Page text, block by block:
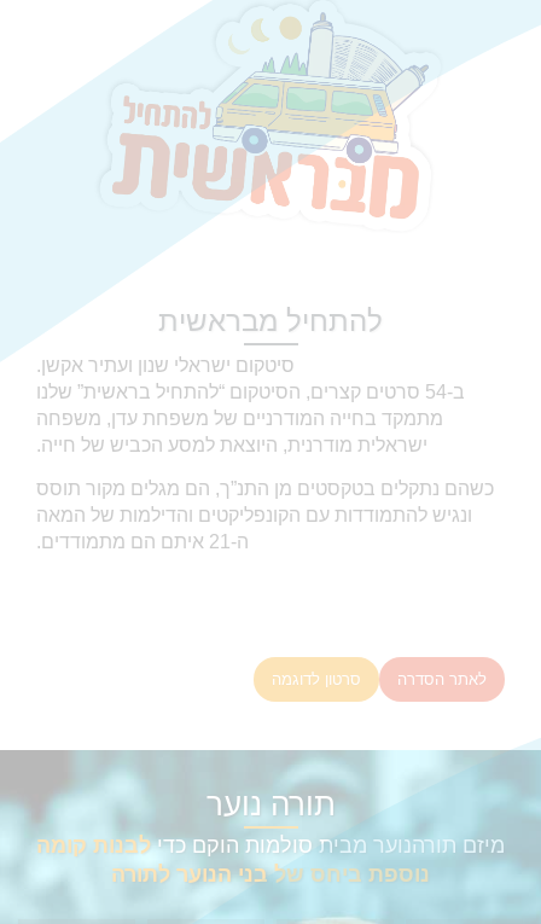
להתחיל מבראשית
סיטקום ישראלי שנון ועתיר אקשן.
ב-54 סרטים קצרים, הסיטקום “להתחיל בראשית” שלנו
מתמקד בחייה המודרניים של משפחת עדן, משפחה
ישראלית מודרנית, היוצאת למסע הכביש של חייה.
כשהם נתקלים בטקסטים מן התנ”ך, הם מגלים מקור תוסס
ונגיש להתמודדות עם הקונפליקטים והדילמות של המאה
ה-21 איתם הם מתמודדים.
לאתר הסדרה סרטון לדוגמה
תורה נוער
מיזם תורהנוער מבית סולמות הוקם כדילבנות קומה
נוספת ביחס של בני הנוער לתורה